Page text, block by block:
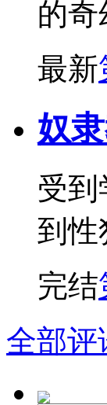
的奇
最新
奴
受
到性
完结
全部评